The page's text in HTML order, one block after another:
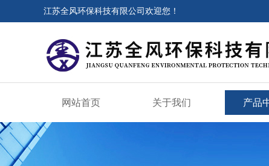
江苏全风环保科技有限公司欢迎您！
网站首页 关于我们 产品